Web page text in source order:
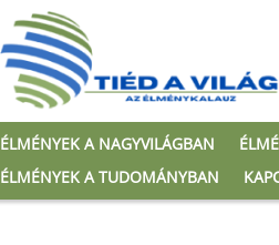
ÉLMÉNYEK A NAGYVILÁGBAN
ÉLMÉNYEK A TUDOMÁNYBAN